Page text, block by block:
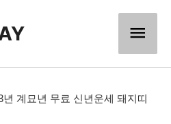
메
인
메
년 계묘년 무료 신년운세 돼지띠